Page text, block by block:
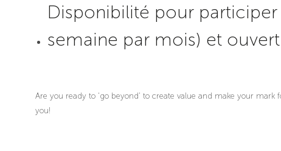
Disponibilité pour
semaine par mois) et
Are you ready to ‘go beyond’ to create value and make your
you!